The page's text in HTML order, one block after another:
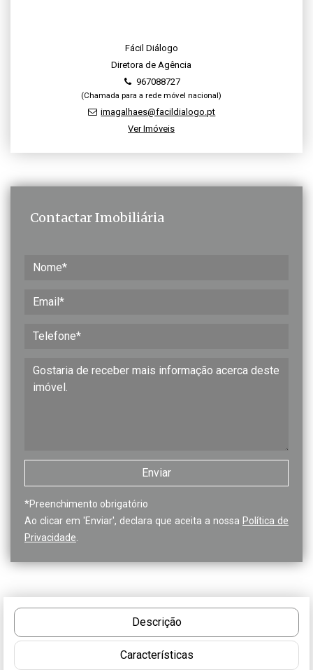
Fácil Diálogo
Diretora de Agência
967088727
(Chamada para a rede móvel nacional)
imagalhaes@facildialogo.pt
Ver Imóveis
Contactar Imobiliária
*Preenchimento obrigatório
Ao clicar em 'Enviar', declara que aceita a nossa Política de
Privacidade
Descrição
Características